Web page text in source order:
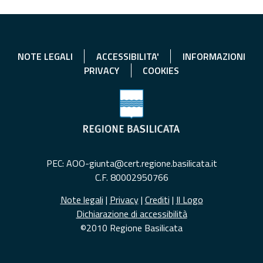
NOTE LEGALI ACCESSIBILITA'
INFORMAZIONI
PRIVACY
COOKIES
PEC: AOO-giunta@cert.regione.basilicata.it
C.F. 80002950766
Note legali | Privacy| Crediti | Il Logo
Dichiarazione di accessibilità
©2010 Regione Basilicata